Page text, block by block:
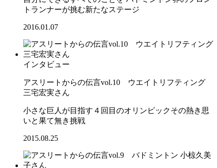
トランナーが挑む新たなステージ
2016.01.07
インタビュー
アスリートからの伝言vol.10 ウエイトリフティング
三宅宏実さん
小さな巨人が目指す４回目のオリンピックその熱き思
いと果て無き挑戦
2015.08.25